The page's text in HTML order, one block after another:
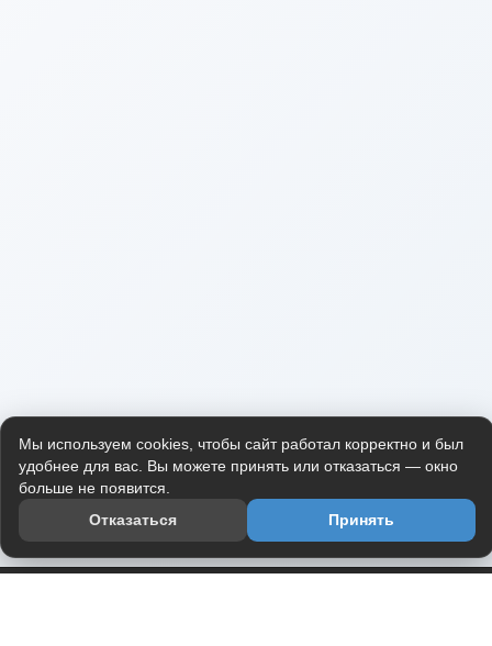
Мы используем cookies, чтобы сайт работал корректно и был
удобнее для вас. Вы можете принять или отказаться — окно
больше не появится.
Отказаться
Принять